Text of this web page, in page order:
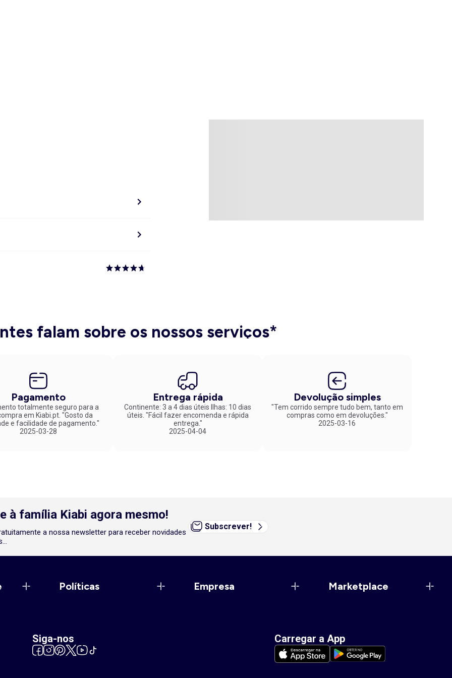
falam sobre os nossos serviços*
Pagamento
totalmente seguro para a
em Kiabi.pt. "Gosto da
e facilidade de pagamento."
2025-03-28
Entrega rápida
Continente: 3 a 4 dias úteis Ilhas: 10 dias
úteis. "Fácil fazer encomenda e rápida
entrega."
2025-04-04
Devolução simples
"Tem corrido sempre tudo bem, tanto em
compras como em devoluções."
2025-03-16
à família Kiabi agora mesmo!
a nossa newsletter para receber novidades
Subscrever!
Políticas Empresa Marketplace
Siga-nos Carregar a App